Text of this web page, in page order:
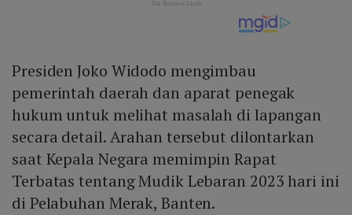
Presiden Joko Widodo mengimbau
pemerintah daerah dan aparat penegak
hukum untuk melihat masalah di lapangan
secara detail. Arahan tersebut dilontarkan
saat Kepala Negara memimpin Rapat
Terbatas tentang Mudik Lebaran 2023 hari ini
di Pelabuhan Merak, Banten.